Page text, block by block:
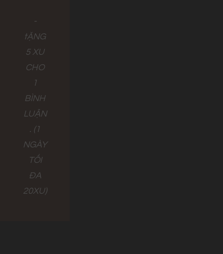
-
tẶNG
5 XU
CHO
1
BÌNH
LUẬN
. (1
NGÀY
TỐI
ĐA
20XU)